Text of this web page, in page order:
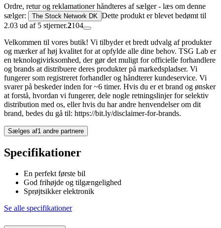
Ordre, retur og reklamationer håndteres af sælger - læs om denne
sælger:
The Stock Network DK Dette produkt er blevet bedømt til
2.03 ud af 5 stjerner.2104
Velkommen til vores butik! Vi tilbyder et bredt udvalg af produkter
og mærker af høj kvalitet for at opfylde alle dine behov. TSG Lab er
en teknologivirksomhed, der gør det muligt for officielle forhandlere
og brands at distribuere deres produkter på markedspladser. Vi
fungerer som registreret forhandler og håndterer kundeservice. Vi
svarer på beskeder inden for ~6 timer. Hvis du er et brand og ønsker
at forstå, hvordan vi fungerer, dele nogle retningslinjer for selektiv
distribution med os, eller hvis du har andre henvendelser om dit
brand, bedes du gå til: https://bit.ly/disclaimer-for-brands.
Sælges af1 andre partnere
Specifikationer
En perfekt første bil
God frihøjde og tilgængelighed
Sprøjtsikker elektronik
Se alle specifikationer